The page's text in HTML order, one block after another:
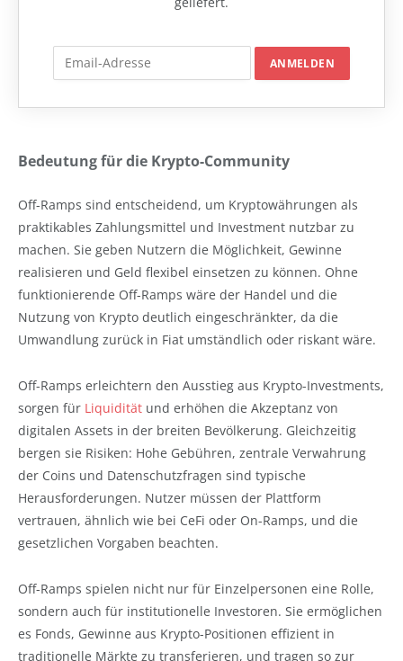
Bedeutung für die Krypto-Community
Off-Ramps sind entscheidend, um Kryptowährungen als
praktikables Zahlungsmittel und Investment nutzbar zu
machen. Sie geben Nutzern die Möglichkeit, Gewinne
realisieren und Geld flexibel einsetzen zu können. Ohne
funktionierende Off-Ramps wäre der Handel und die
Nutzung von Krypto deutlich eingeschränkter, da die
Umwandlung zurück in Fiat umständlich oder riskant wäre.
Off-Ramps erleichtern den Ausstieg aus Krypto-Investments,
sorgen für Liquidität und erhöhen die Akzeptanz von
digitalen Assets in der breiten Bevölkerung. Gleichzeitig
bergen sie Risiken: Hohe Gebühren, zentrale Verwahrung
der Coins und Datenschutzfragen sind typische
Herausforderungen. Nutzer müssen der Plattform
vertrauen, ähnlich wie bei CeFi oder On-Ramps, und die
gesetzlichen Vorgaben beachten.
Off-Ramps spielen nicht nur für Einzelpersonen eine Rolle,
sondern auch für institutionelle Investoren. Sie ermöglichen
es Fonds, Gewinne aus Krypto-Positionen effizient in
traditionelle Märkte zu transferieren, und tragen so zur